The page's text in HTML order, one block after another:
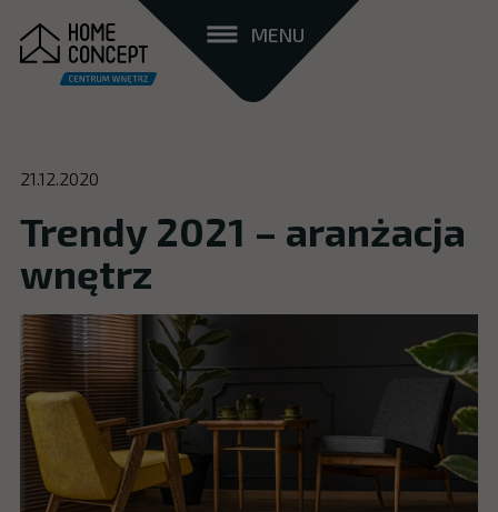
MENU
21.12.2020
Trendy 2021 – aranżacja
wnętrz